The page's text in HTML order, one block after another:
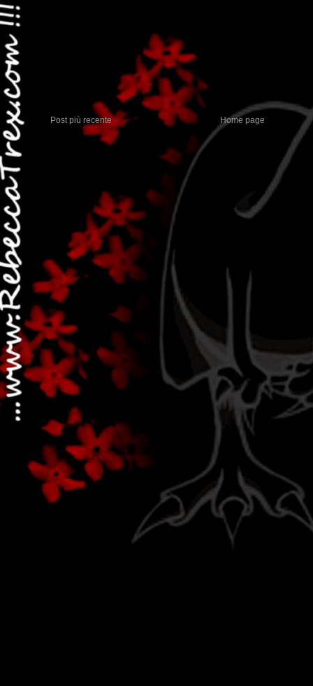
Post più recente Home page